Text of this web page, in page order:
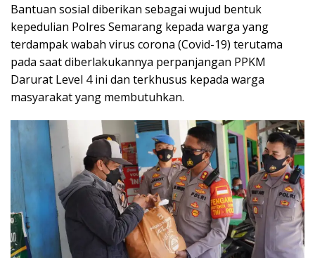
Bantuan sosial diberikan sebagai wujud bentuk
kepedulian Polres Semarang kepada warga yang
terdampak wabah virus corona (Covid-19) terutama
pada saat diberlakukannya perpanjangan PPKM
Darurat Level 4 ini dan terkhusus kepada warga
masyarakat yang membutuhkan.